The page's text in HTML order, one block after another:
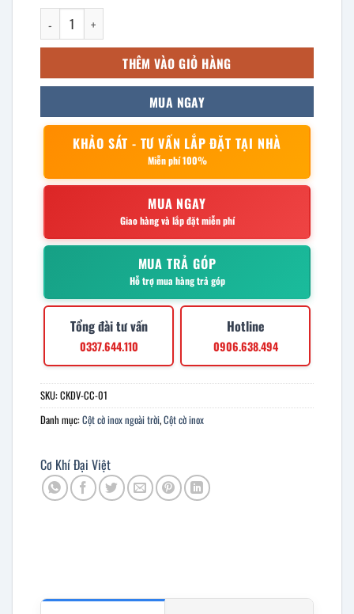
Cột cờ inox cao 10m số lượng
THÊM VÀO GIỎ HÀNG
MUA NGAY
KHẢO SÁT - TƯ VẤN LẮP ĐẶT TẠI NHÀ
Miễn phí 100%
MUA NGAY
Giao hàng và lắp đặt miễn phí
MUA TRẢ GÓP
Hỗ trợ mua hàng trả góp
Tổng đài tư vấn
0337.644.110
Hotline
0906.638.494
SKU:CKDV-CC-01
Danh mục:Cột cờ inox ngoài trời,Cột cờ inox
Cơ Khí Đại Việt